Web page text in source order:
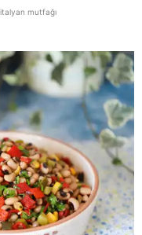
italyan mutfağı